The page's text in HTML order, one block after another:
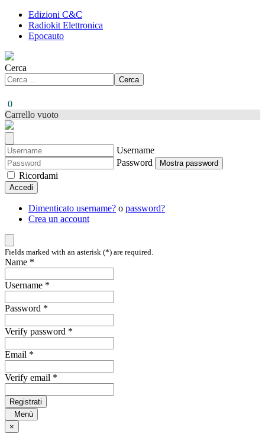
Edizioni C&C
Radiokit Elettronica
Epocauto
Cerca
Cerca
0
Carrello vuoto
Username
Password
Mostra password
Ricordami
Accedi
Dimenticato username? o password?
Crea un account
Fields marked with an asterisk (*) are required.
Name *
Username *
Password *
Verify password *
Email *
Verify email *
Registrati
Menù
×